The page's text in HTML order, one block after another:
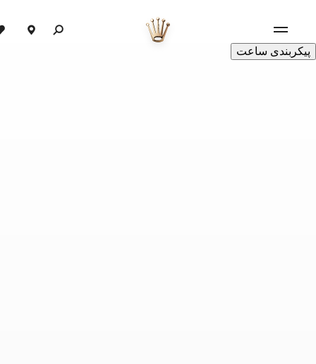
پیکربندی ساعت